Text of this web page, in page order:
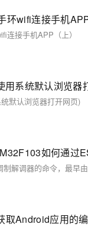
环wifi连接手机APP
连接手机APP（上）
系统默认浏览器
默认浏览器打开网页)
取Android应用的